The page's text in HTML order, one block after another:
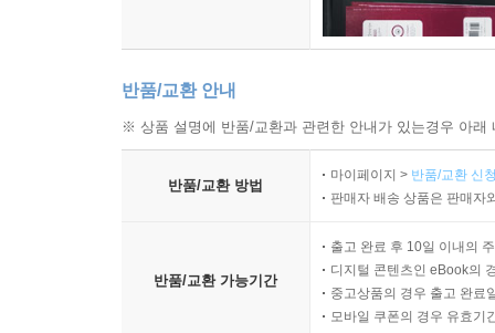
반품/교환 안내
※ 상품 설명에 반품/교환과 관련한 안내가 있는경우 아
반품/교환 방법
마이페이지 > 반품/교환 신
판매자 배송 상품은 판매자
반품/교환 가능기간
출고 완료 후 10일 이내의
디지털 콘텐츠인 eBook의
중고상품의 경우 출고 완료
모바일 쿠폰의 경우 유효기